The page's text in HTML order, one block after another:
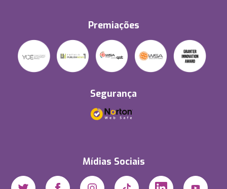
Premiações
Segurança
Mídias Sociais